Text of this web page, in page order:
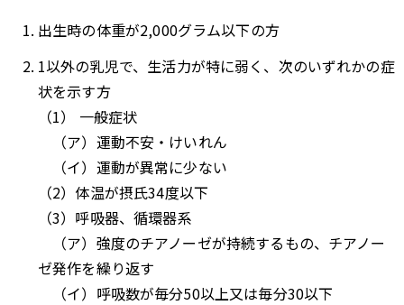
出生時の体重が2,000グラム以下の方
1以外の乳児で、生活力が特に弱く、次のいずれかの症
状を示す方
（1） 一般症状
（ア）運動不安・けいれん
（イ）運動が異常に少ない
（2）体温が摂氏34度以下
（3）呼吸器、循環器系
（ア）強度のチアノーゼが持続するもの、チアノー
ゼ発作を繰り返す
（イ）呼吸数が毎分50以上又は毎分30以下